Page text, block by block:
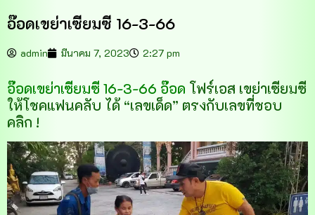
อ๊อดเขย่าเซียมซี 16-3-66
admin มีนาคม 7, 2023 2:27 pm
อ๊อดเขย่าเซียมซี 16-3-66 อ๊อด โฟร์เอส เขย่าเซียมซี
ให้โชคแฟนคลับ ได้ “เลขเด็ด” ตรงกับเลขที่ชอบ
คลิก !